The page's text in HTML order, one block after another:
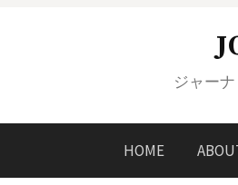
ジャー
HOME